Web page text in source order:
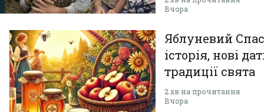
Вчора
Яблуневий
історія, нові
традиції свята
2 хв на прочитання
Вчора